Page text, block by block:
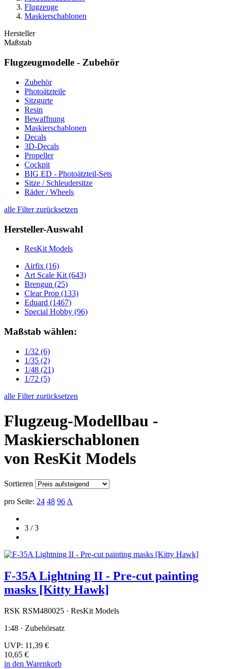
Flugzeuge
Maskierschablonen
Hersteller
Maßstab
Flugzeugmodelle - Zubehör
Zubehör
Photoätzteile
Sitzgurte
Resin
Bewaffnung
Maskierschablonen
Decals
3D-Decals
Propeller
Cockpit
BIG ED - Photoätzteil-Sets
Sitze / Schleudersitze
Räder / Wheels
alle Filter zurücksetzen
Hersteller-Auswahl
ResKit Models
Airfix (16)
Art Scale Kit (643)
Brengun (25)
Clear Prop (133)
Eduard (1467)
Special Hobby (96)
Maßstab wählen:
1/32 (6)
1/35 (2)
1/48 (21)
1/72 (5)
alle Filter zurücksetzen
Flugzeug-Modellbau -
Maskierschablonen
von ResKit Models
Sortieren
pro Seite: 24 48 96 A
3 / 3
F-35A Lightning II - Pre-cut painting
masks [Kitty Hawk]
RSK RSM480025 · ResKit Models
1:48 · Zubehörsatz
UVP: 11,39 €
10,65 €
in den Warenkorb